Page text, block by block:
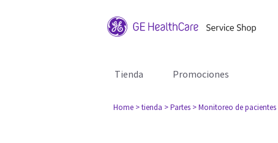
Tienda Promociones
Home > tienda > Partes > Monitoreo de pacientes